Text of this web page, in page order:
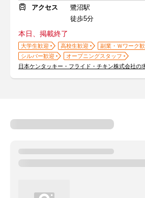
アクセス
鷺沼駅
徒歩5分
本日、掲載終了
大学生歓迎 高校生歓迎
副業・Ｗワーク
シルバー歓迎
オープニングスタッフ
日本ケンタッキー・フライド・チキン株式会社の